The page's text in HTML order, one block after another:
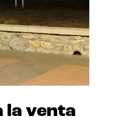
la venta